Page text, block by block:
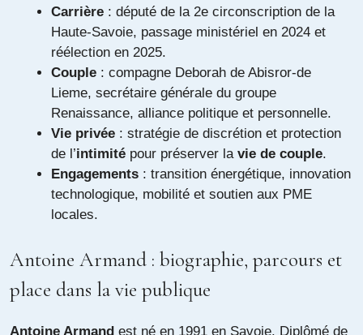
Carrière : député de la 2e circonscription de la
Haute-Savoie, passage ministériel en 2024 et
réélection en 2025.
Couple : compagne Deborah de Abisror-de
Lieme, secrétaire générale du groupe
Renaissance, alliance politique et personnelle.
Vie privée : stratégie de discrétion et protection
de l’intimité pour préserver la vie de couple.
Engagements : transition énergétique, innovation
technologique, mobilité et soutien aux PME
locales.
Antoine Armand : biographie, parcours et
place dans la vie publique
Antoine Armand est né en 1991 en Savoie. Diplômé de